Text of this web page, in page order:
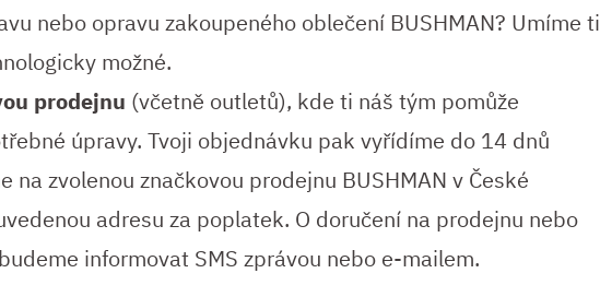
nebo opravu zakoupeného oblečení BUSHMAN? Umíme ti
možné.
prodejnu (včetně outletů), kde ti náš tým pomůže
úpravy. Tvoji objednávku pak vyřídíme do 14 dnů
na zvolenou značkovou prodejnu BUSHMAN v České
adresu za poplatek. O doručení na prodejnu nebo
informovat SMS zprávou nebo e-mailem.